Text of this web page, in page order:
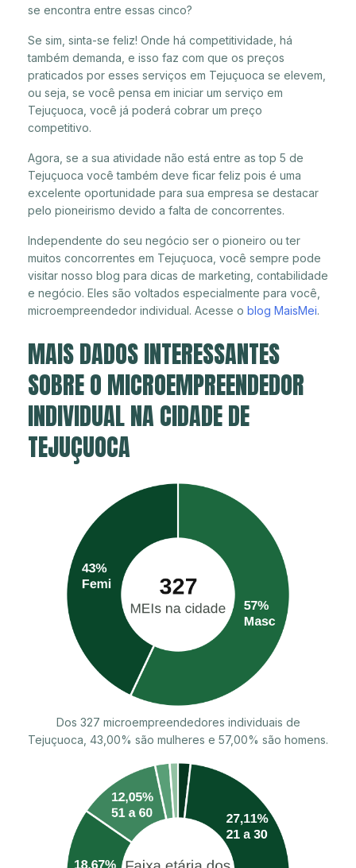
se encontra entre essas cinco?
Se sim, sinta-se feliz! Onde há competitividade, há
também demanda, e isso faz com que os preços
praticados por esses serviços em Tejuçuoca se elevem,
ou seja, se você pensa em iniciar um serviço em
Tejuçuoca, você já poderá cobrar um preço
competitivo.
Agora, se a sua atividade não está entre as top 5 de
Tejuçuoca você também deve ficar feliz pois é uma
excelente oportunidade para sua empresa se destacar
pelo pioneirismo devido a falta de concorrentes.
Independente do seu negócio ser o pioneiro ou ter
muitos concorrentes em Tejuçuoca, você sempre pode
visitar nosso blog para dicas de marketing, contabilidade
e negócio. Eles são voltados especialmente para você,
microempreendedor individual. Acesse o blog MaisMei.
MAIS DADOS INTERESSANTES
SOBRE O MICROEMPREENDEDOR
INDIVIDUAL NA CIDADE DE
TEJUÇUOCA
Dos 327 microempreendedores individuais de
Tejuçuoca, 43,00% são mulheres e 57,00% são homens.